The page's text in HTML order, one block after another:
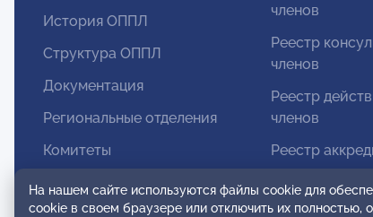
История ОППЛ
Структура ОППЛ
Документация
Региональные отделения
Комитеты
Модальности
членов
Реестр
членов
Реестр
членов
Реестр
супервизоров
Реестр СРО
На нашем сайте используются файлы cookie для
cookie в своем браузере или отключить их полностью,